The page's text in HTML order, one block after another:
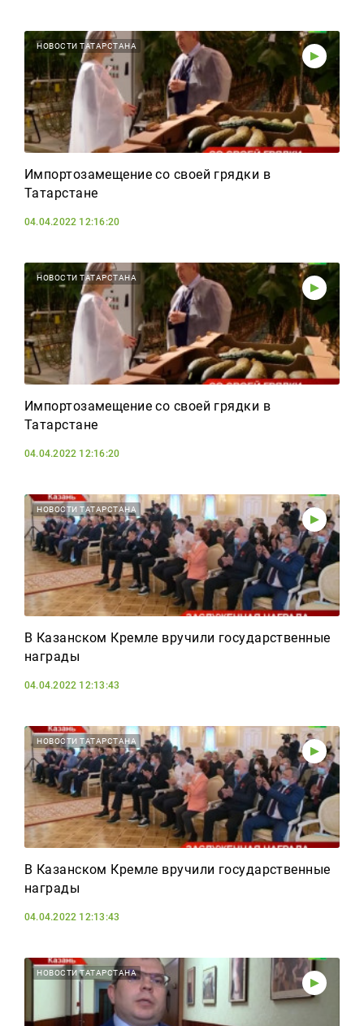
НОВОСТИ ТАТАРСТАНА
Импортозамещение со своей грядки в
Татарстане
04.04.2022 12:16:20
НОВОСТИ ТАТАРСТАНА
Импортозамещение со своей грядки в
Татарстане
04.04.2022 12:16:20
НОВОСТИ ТАТАРСТАНА
В Казанском Кремле вручили государственные
награды
04.04.2022 12:13:43
НОВОСТИ ТАТАРСТАНА
В Казанском Кремле вручили государственные
награды
04.04.2022 12:13:43
НОВОСТИ ТАТАРСТАНА